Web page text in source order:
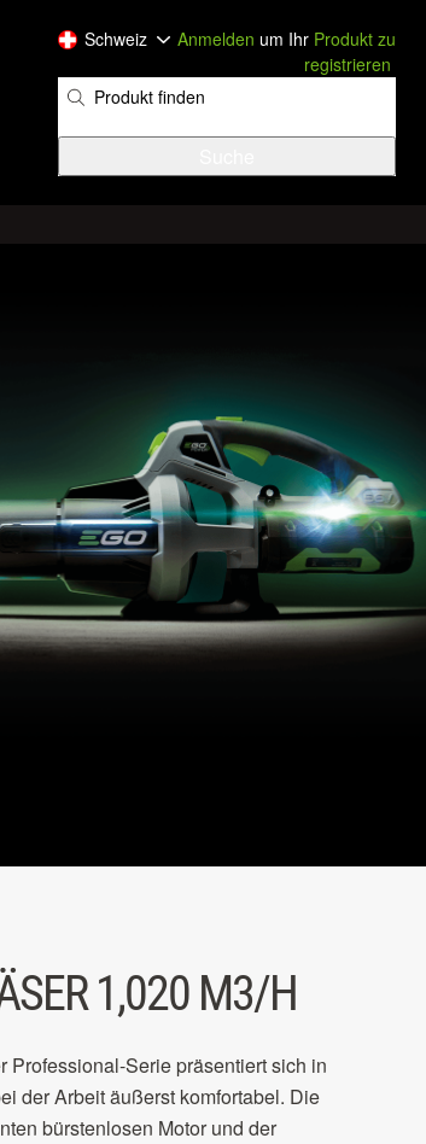
Schweiz Anmelden um Ihr Produkt zu
registrieren
1,020 M3/H
Professional-Serie präsentiert sich in
der Arbeit äußerst komfortabel. Die
bürstenlosen Motor und der